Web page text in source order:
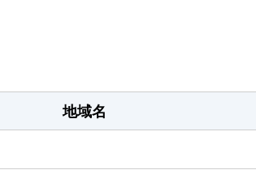
地域名